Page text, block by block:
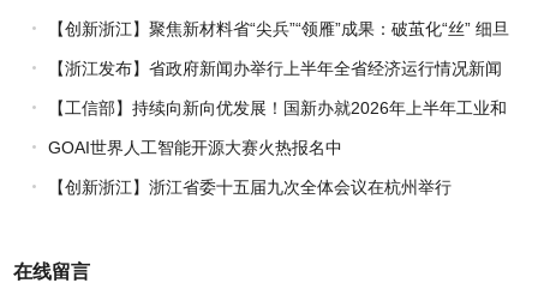
义乌发展》热播上线
【创新浙江】聚焦新材料省“尖兵”“领雁”成果：破茧化“丝” 细旦
PPS纤维的国产突围战
【浙江发布】省政府新闻办举行上半年全省经济运行情况新闻
发布会【工信部】持续向新向优发展！国新办就2026年上半年工业和
信息化发展情况举行新闻发布会
GOAI世界人工智能开源大赛火热报名中
【创新浙江】浙江省委十五届九次全体会议在杭州举行
在线留言